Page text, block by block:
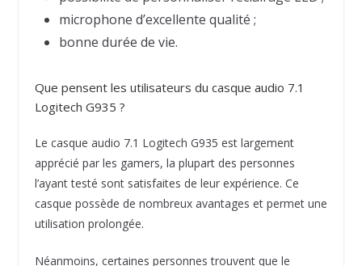
microphone d’excellente qualité ;
bonne durée de vie.
Que pensent les utilisateurs du casque audio 7.1
Logitech G935 ?
Le casque audio 7.1 Logitech G935 est largement
apprécié par les gamers, la plupart des personnes
l’ayant testé sont satisfaites de leur expérience. Ce
casque possède de nombreux avantages et permet une
utilisation prolongée.
Néanmoins, certaines personnes trouvent que le